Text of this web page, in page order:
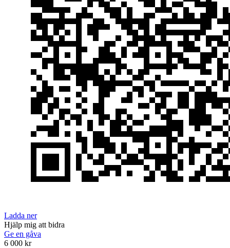
Ladda ner
Hjälp mig att bidra
Ge en gåva
6 000 kr